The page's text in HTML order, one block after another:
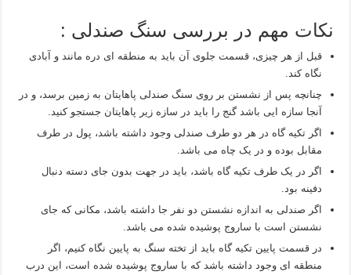
نکات مهم در بررسی سنگ صندلی :
قبل از هر چیزی، قسمت جلوی آن باید به منطقه ای دره مانند و آبادی
نگاه کند.
چنانچه پس از نشستن بر روی سنگ صندلی پاهایتان به زمین برسد، و در
آنجا سازه ایی باشد گنج را باید در سازه زیر پاهایتان جستجو کنید.
اگر تکیه گاه در هر دو طرف صندلی وجود داشته باشد، پول در طرف
مقابل بوده و در یک چاه می باشد.
اگر در یک طرف تکیه گاه باشد، باید در جهت بدون جای دسته دنبال
دفینه بود.
اگر صندلی به اندازه نشستن دو نفر جا داشته باشد، مکانی که جای
نشستن است با ساروج پوشیده شده می باشد.
در قسمت پایین تکیه گاه باید از تخته سنگ به پایین نگاه کنیم، اگر
منطقه ای وجود داشته باشد که با ساروج پوشیده شده است، این درب